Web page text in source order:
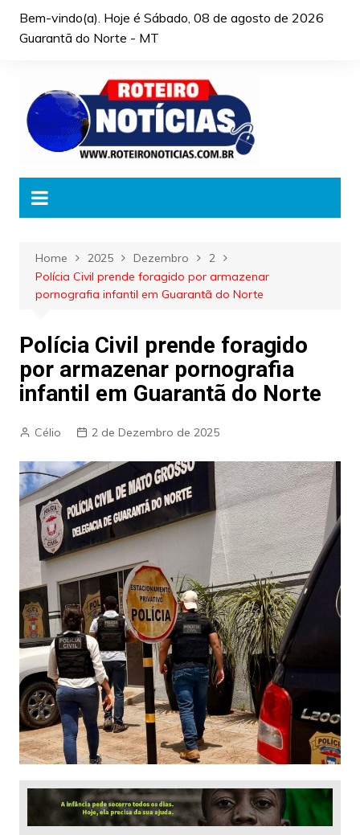
Bem-vindo(a). Hoje é Sábado, 08 de agosto de 2026
Guarantã do Norte - MT
Home 2025 Dezembro
2
Polícia Civil prende foragido por armazenar
pornografia infantil em Guarantã do Norte
Polícia Civil prende foragido
por armazenar pornografia
infantil em Guarantã do Norte
Célio 2 de Dezembro de 2025